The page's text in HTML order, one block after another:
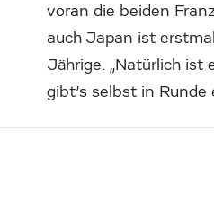
voran die beiden
auch Japan ist
Jährige. „Natürlich ist
gibt’s selbst in Runde